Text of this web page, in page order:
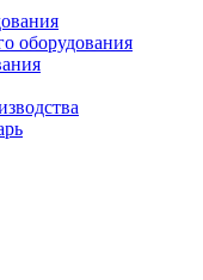
оборудования